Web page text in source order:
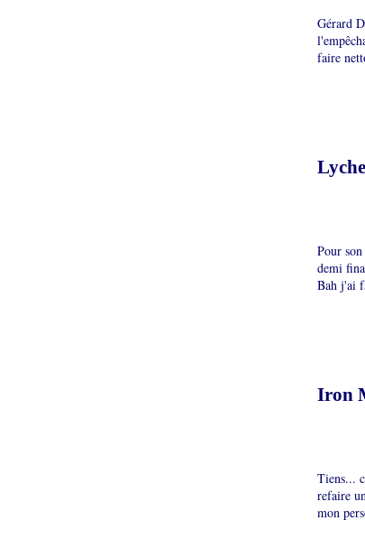
Gérard
faire
Pour
demi
Bah j'ai
Iron
Tiens...
refaire
mon